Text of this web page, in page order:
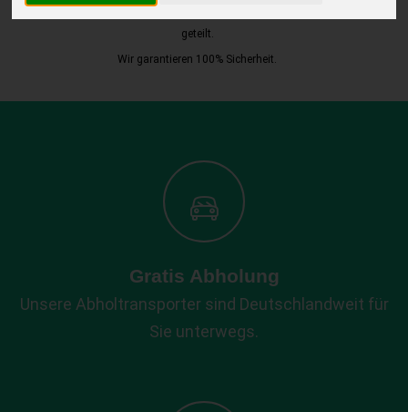
Abholung, auf Wunsch sofort Geld. Ihre Daten werden nicht mit Dritten
geteilt.
Wir garantieren 100% Sicherheit.
Gratis Abholung
Unsere Abholtransporter sind Deutschlandweit für
Sie unterwegs.